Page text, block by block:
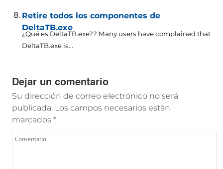
Retire todos los componentes de
DeltaTB.exe
¿Qué es DeltaTB.exe?? Many users have complained that
DeltaTB.exe is...
Dejar un comentario
Su dirección de correo electrónico no será
publicada. Los campos necesarios están
marcados *